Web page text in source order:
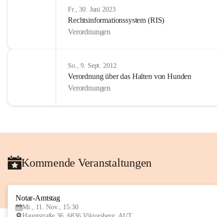
Fr., 30. Juni 2023
Rechtsinformationssystem (RIS)
Verordnungen
So., 9. Sept. 2012
Verordnung über das Halten von Hunden
Verordnungen
Kommende Veranstaltungen
Notar-Amtstag
Mi., 11. Nov., 15:30